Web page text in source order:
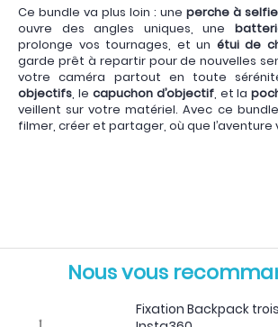
Ce bundle va plus loin : une perche à selfie
ouvre des angles uniques, une
prolonge vos tournages, et un étui de
garde prêt à repartir pour de nouvelles
votre caméra partout en toute
objectifs, le capuchon d’objectif, et la
veillent sur votre matériel. Avec ce
filmer, créer et partager, où que l’aventure
Nous vous
Fixation Backpack